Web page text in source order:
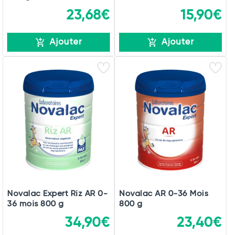
Total
Commander
23,68€
Ajouter
15,90€
Ajouter
Novalac Expert Riz AR 0-
36 mois 800 g
34,90€
Novalac AR 0-36 Mois
800 g
23,40€